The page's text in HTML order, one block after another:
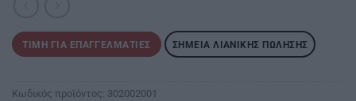
ΤΙΜΉ ΓΙΑ ΕΠΑΓΓΕΛΜΑΤΊΕΣ ΣΗΜΕΊΑ ΛΙΑΝΙΚΉΣ ΠΏΛΗΣΗΣ
Κωδικός προϊόντος: 302002001